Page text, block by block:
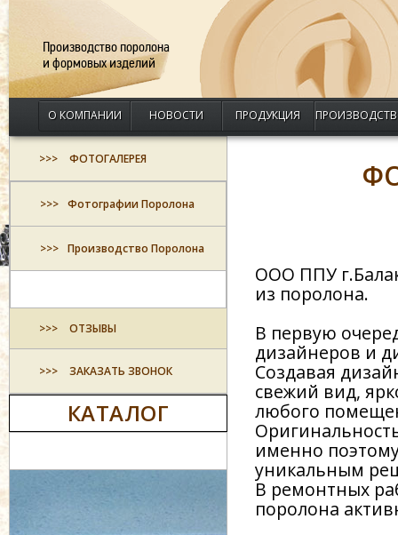
Производство поролона
и формовых изделий
О КОМПАНИИ НОВОСТИ ПРОДУКЦИЯ
ООО ППУ
из поролона.
В первую
дизайнеров и
Создавая
свежий вид,
любого
именно
уникальным
В ремонтных
поролона
ФОТОГАЛЕРЕЯ
Фотографии Поролона
Производство Поролона
ОТЗЫВЫ
ЗАКАЗАТЬ ЗВОНОК
КАТАЛОГ